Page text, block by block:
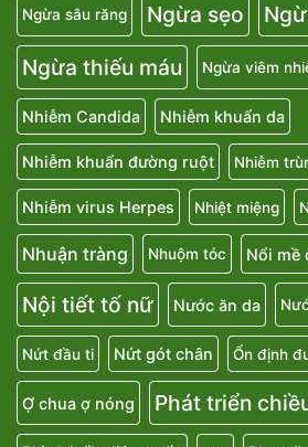
Ngừa sâu răng Ngừa sẹo
Ngừa thiếu máu
Ngừa viêm
Nhiễm Candida Nhiễm khuẩn da
Nhiễm khuẩn đường ruột Nhiễm
Nhiễm virus Herpes Nhiệt miệng
Nhuận tràng Nhuộm tóc Nổi mề
Nội tiết tố nữ Nước ăn da
Nứt đầu ti Nứt gót chân Ổn định
Ợ chua ợ nóng Phát triển